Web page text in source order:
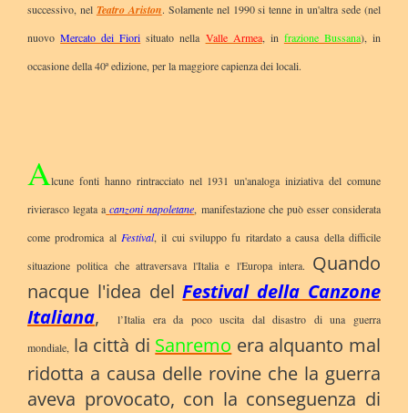
successivo, nel Teatro Ariston. Solamente nel 1990 si tenne in un'altra sede (nel
nuovoMercato dei Fiori situato nella Valle Armea, in frazione Bussana), in
occasione della 40ª edizione, per la maggiore capienza dei locali.
Alcune fonti hanno rintracciato nel 1931 un'analoga iniziativa del comune
rivierasco legata a canzoni napoletane, manifestazione che può esser considerata
come prodromica al Festival, il cui sviluppo fu ritardato a causa della difficile
situazione politica che attraversava l'Italia e l'Europa intera. Quando
nacque l'idea delFestival della Canzone
Italiana,
l’Italia era da poco uscita dal disastro di una guerra
mondiale, la città di Sanremo era alquanto mal
ridotta a causa delle rovine che la guerra
aveva provocato, con la conseguenza di